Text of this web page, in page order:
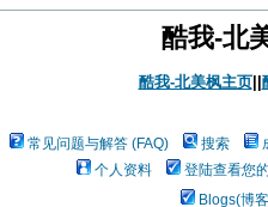
酷我-北
酷我-北美枫主页||
常见问题与解答 (FAQ) 搜索
个人资料
登陆查看您
Blogs(博